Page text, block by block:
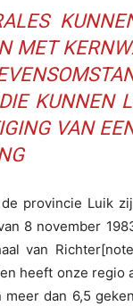
MET
KUNNEN
VAN
provincie Luik
8 november
van
heeft onze regio
meer dan 6,5